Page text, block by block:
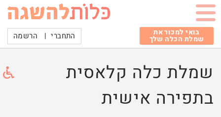
בואי למכור את
שמלת הכלה שלך התחברי | הרשמה
שמלת כלה קלאסית
בתפירה אישית